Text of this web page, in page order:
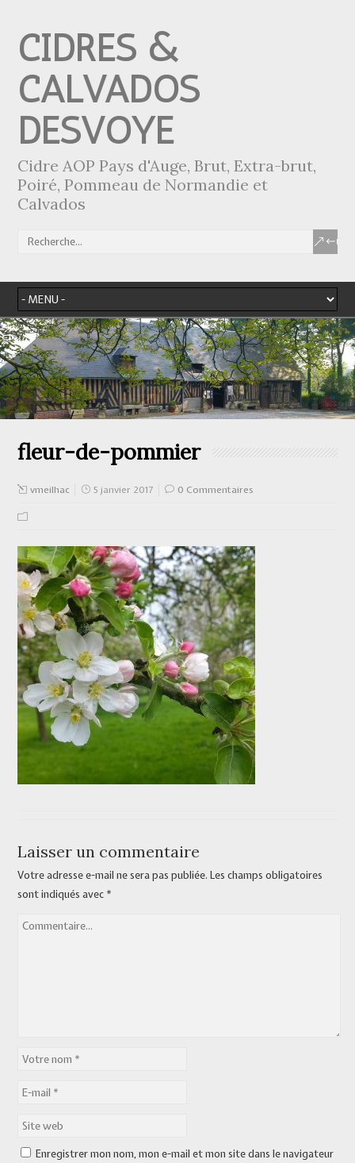
CIDRES &
CALVADOS
DESVOYE
Cidre AOP Pays d'Auge, Brut, Extra-brut,
Poiré, Pommeau de Normandie et
Calvados
fleur-de-pommier
vmeilhac 5 janvier 2017 0 Commentaires
Laisser un commentaire
Votre adresse e-mail ne sera pas publiée. Les champs obligatoires
sont indiqués avec *
Enregistrer mon nom, mon e-mail et mon site dans le navigateur